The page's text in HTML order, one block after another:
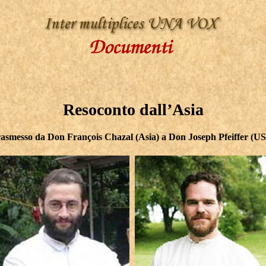
Resoconto dall’Asia
daDonFrançois Chazal (Asia)aDon Joseph Pfeiffer